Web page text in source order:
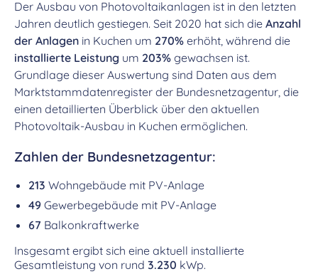
Der Ausbau von Photovoltaikanlagen ist in den letzten
Jahren deutlich gestiegen. Seit 2020 hat sich die Anzahl
der Anlagen in Kuchen um 270% erhöht, während die
installierte Leistung um 203% gewachsen ist.
Grundlage dieser Auswertung sind Daten aus dem
Marktstammdatenregister der Bundesnetzagentur, die
einen detaillierten Überblick über den aktuellen
Photovoltaik-Ausbau in Kuchen ermöglichen.
Zahlen der Bundesnetzagentur:
213 Wohngebäude mit PV-Anlage
49 Gewerbegebäude mit PV-Anlage
67 Balkonkraftwerke
Insgesamt ergibt sich eine aktuell installierte
Gesamtleistung von rund 3.230 kWp.